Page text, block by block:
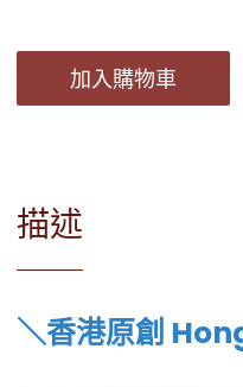
加入購物車
描述
＼香港原創